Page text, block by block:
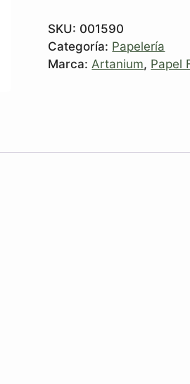
SKU: 001590
Categoría: Papelería
Marca:Artanium, Papel